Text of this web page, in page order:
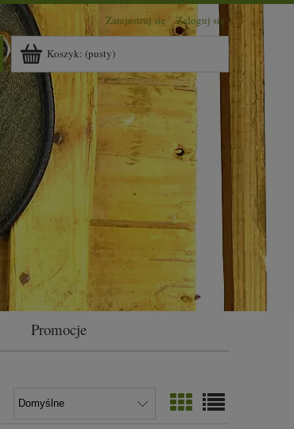
Zarejestruj się Zaloguj się
Koszyk: (pusty)
Promocje